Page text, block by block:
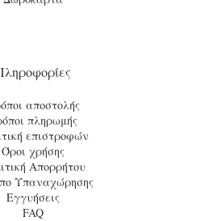
αποστολής
πληρωμής
επιστροφών
Όροι χρήσης
Απορρήτου
Υπαναχώρησης
Εγγυήσεις
FAQ